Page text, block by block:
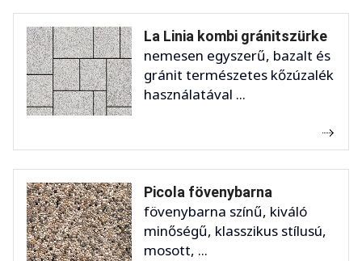
La Linia kombi gránitszürke
nemesen egyszerű, bazalt és
gránit természetes kőzúzalék
használatával ...
Picola fövenybarna
fövenybarna színű, kiváló
minőségű, klasszikus stílusú,
mosott, ...